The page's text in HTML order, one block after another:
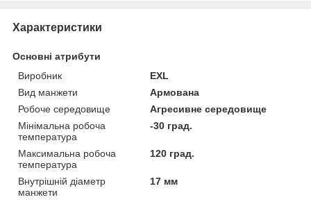
Характеристики
Основні атрибути
Виробник
EXL
Вид манжети
Армована
Робоче середовище
Агресивне середовище
Мінімальна робоча
температура
-30 град.
Максимальна робоча
температура
120 град.
Внутрішній діаметр
манжети
17 мм